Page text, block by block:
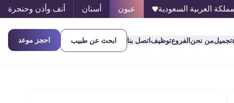
العربية السعودية عيون أسنان أنف وأذن وحنجرة
تجميلمن نحن الفروعتوظيف اتصل بنا ابحث عن طبيب احجز موعد